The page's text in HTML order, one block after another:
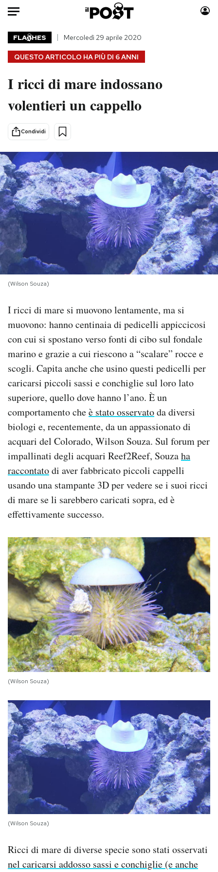
Auto
HOME
Italia
Politica
Tecnologia
Internet
Scienza
Cultura
Economia
Sport
Moda
Consumismi
Media
Europa
Altrecose
Mondiali calcio 2026
PODCAST
NEWSLETTER
CALENDARIO
AREA PERSONALE
Area Personale
Newsletter
Notifiche mobile
Regala il Post
Hai bisogno di aiuto?
QUESTO ARTICOLO HA PIÙ DI 6 ANNI
FLA HES Mercoledì 29 aprile 2020
I ricci di mare indossano
volentieri un cappello
Condividi
(Wilson Souza)
I ricci di mare si muovono lentamente, ma si
muovono: hanno centinaia di pedicelli appiccicosi
con cui si spostano verso fonti di cibo sul fondale
marino e grazie a cui riescono a “scalare” rocce e
scogli. Capita anche che usino questi pedicelli per
caricarsi piccoli sassi e conchiglie sul loro lato
superiore, quello dove hanno l’ano. È un
comportamento cheè stato osservatoda diversi
biologi e, recentemente, da un appassionato di
acquari del Colorado, Wilson Souza. Sul forum per
impallinati degli acquari Reef2Reef, Souzaha
raccontatodi aver fabbricato piccoli cappelli
usando una stampante 3D per vedere se i suoi ricci
di mare se li sarebbero caricati sopra, ed è
effettivamente successo.
(Wilson Souza)
(Wilson Souza)
Ricci di mare di diverse specie sono stati osservati
nel caricarsi addosso sassi e conchiglie (e anche